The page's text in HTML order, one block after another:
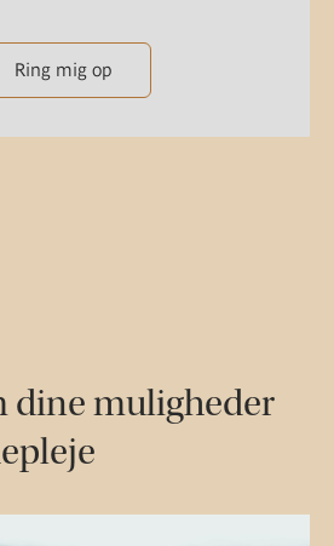
Ring mig op
dine muligheder